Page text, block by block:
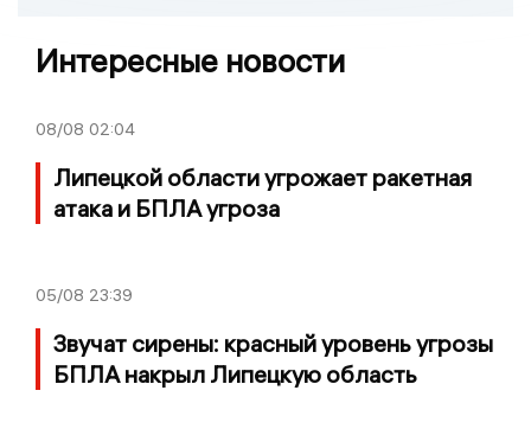
Интересные новости
08/08 02:04
Липецкой области угрожает ракетная
атака и БПЛА угроза
05/08 23:39
Звучат сирены: красный уровень угрозы
БПЛА накрыл Липецкую область